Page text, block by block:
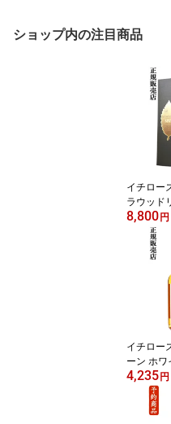
ショップ内の注目商品
イチロー
ラウッド
00ml 箱付
イスキー
8,800円
イチロー
ーン ホ
度 700ml
スキー 秩
4,235円